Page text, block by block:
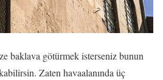
baklava götürmek isterseniz bunun
Zaten havaalanında üç